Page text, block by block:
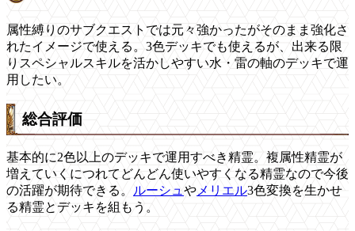
属性縛りのサブクエストでは元々強かったがそのまま強化さ
れたイメージで使える。3色デッキでも使えるが、出来る限
りスペシャルスキルを活かしやすい水・雷の軸のデッキで運
用したい。
総合評価
基本的に2色以上のデッキで運用すべき精霊。複属性精霊が
増えていくにつれてどんどん使いやすくなる精霊なので今後
の活躍が期待できる。
ルーシュや メリエル3色変換を生かせ
る精霊とデッキを組もう。